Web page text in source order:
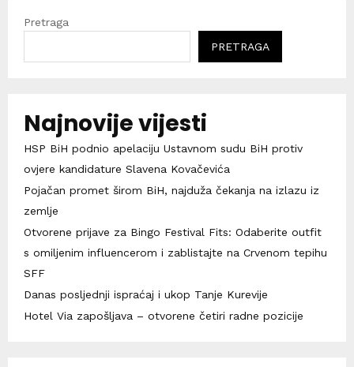
Pretraga
PRETRAGA
Najnovije vijesti
HSP BiH podnio apelaciju Ustavnom sudu BiH protiv
ovjere kandidature Slavena Kovačevića
Pojačan promet širom BiH, najduža čekanja na izlazu iz
zemlje
Otvorene prijave za Bingo Festival Fits: Odaberite outfit
s omiljenim influencerom i zablistajte na Crvenom tepihu
SFF
Danas posljednji ispraćaj i ukop Tanje Kurevije
Hotel Via zapošljava – otvorene četiri radne pozicije